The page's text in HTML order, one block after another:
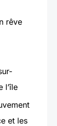
rêve
l’île
et les